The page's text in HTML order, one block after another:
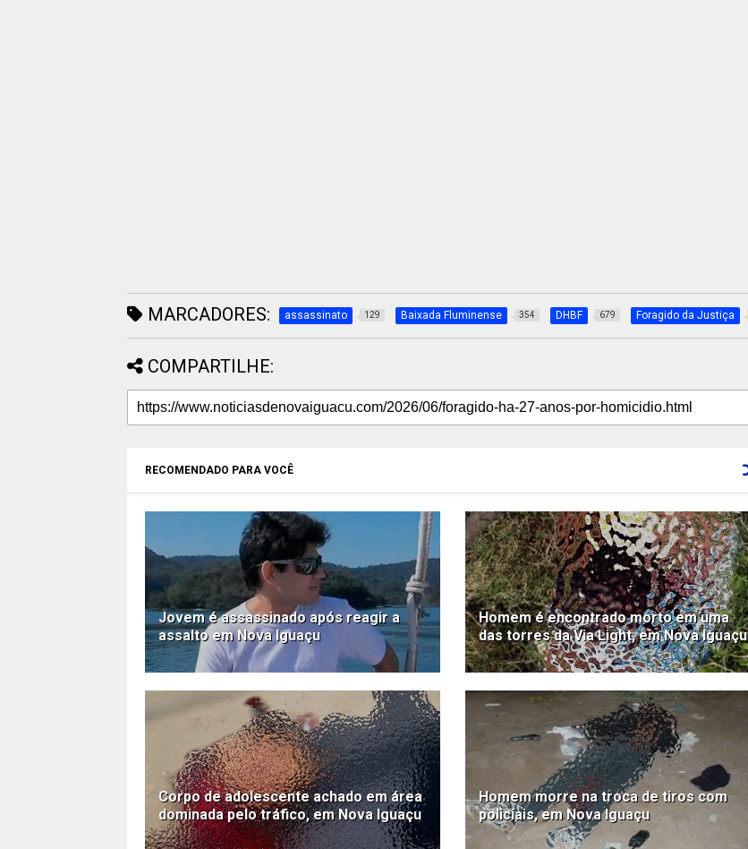
MARCADORES: assassinato 129 Baixada Fluminense 354 DHBF 679 Foragido da Justiça
COMPARTILHE:
RECOMENDADO PARA VOCÊ
Jovem é assassinado após reagir a
assalto em Nova Iguaçu
Homem é encontrado morto em uma
das torres da Via Light, em Nova Iguaçu
Corpo de adolescente achado em área
dominada pelo tráfico, em Nova Iguaçu
Homem morre na troca de tiros com
policiais, em Nova Iguaçu